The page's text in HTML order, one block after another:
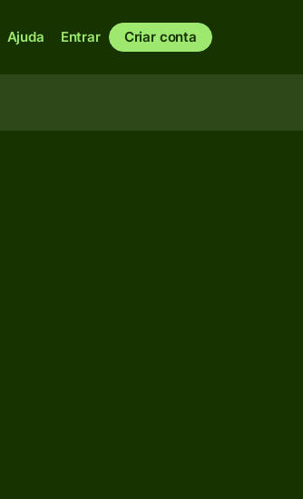
Ajuda Entrar Criar conta